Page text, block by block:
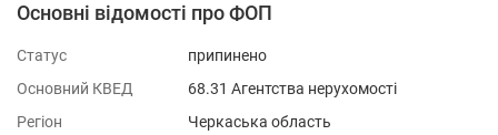
Основні відомості про ФОП
Статус
припинено
Основний КВЕД
68.31 Агентства нерухомості
Регіон
Черкаська область